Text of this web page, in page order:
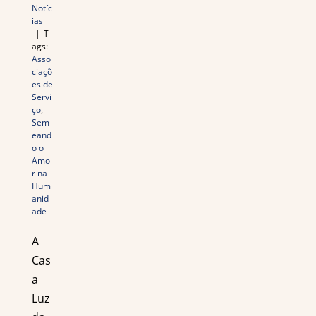
Notíc
ias
| T
ags:
Asso
ciaçõ
es de
Servi
ço,
Sem
eand
o o
Amo
r na
Hum
anid
ade
A
Cas
a
Luz